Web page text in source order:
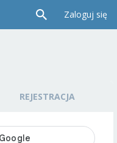
Zaloguj się
REJESTRACJA